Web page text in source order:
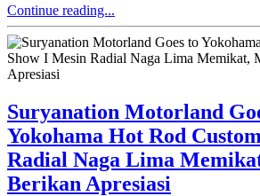
Continue reading...
Suryanation Motorland
Yokohama Hot Rod
Radial Naga Lima
Berikan Apresiasi